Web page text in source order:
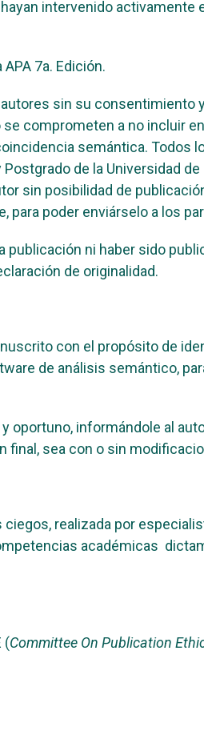
intervenido activamente
7a. Edición.
sin su consentimiento
comprometen a no incluir
semántica. Todos
de la Universidad de
sin posibilidad de
poder enviárselo a los
ni haber sido
de originalidad.
con el propósito de
de análisis semántico,
informándole al
final, sea con o sin
realizada por
académicas
(Committee On Publication